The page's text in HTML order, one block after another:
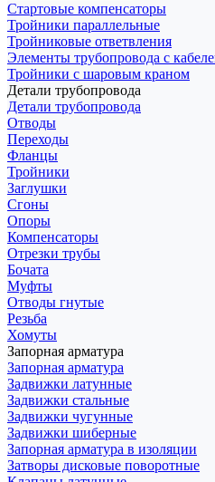
Стартовые компенсаторы
Тройники параллельные
Тройниковые ответвления
Элементы трубопровода с
Тройники с шаровым краном
Детали трубопровода
Детали трубопровода
Отводы
Переходы
Фланцы
Тройники
Заглушки
Сгоны
Опоры
Компенсаторы
Отрезки трубы
Бочата
Муфты
Отводы гнутые
Резьба
Хомуты
Запорная арматура
Запорная арматура
Задвижки латунные
Задвижки стальные
Задвижки чугунные
Задвижки шиберные
Запорная арматура в изоляции
Затворы дисковые поворотные